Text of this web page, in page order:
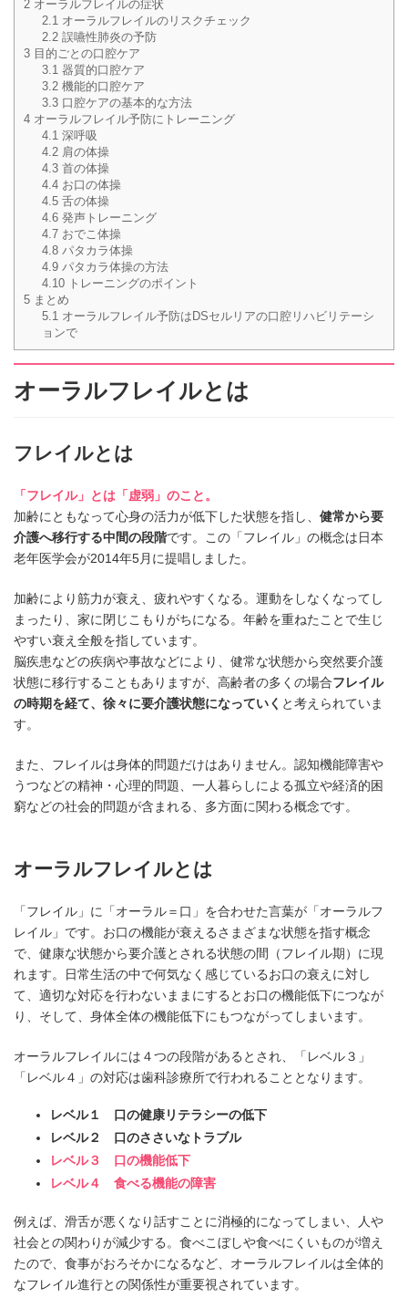
2 オーラルフレイルの症状
2.1 オーラルフレイルのリスクチェック
2.2誤嚥性肺炎の予防
3 目的ごとの口腔ケア
3.1 器質的口腔ケア
3.2機能的口腔ケア
3.3口腔ケアの基本的な方法
4 オーラルフレイル予防にトレーニング
4.1 深呼吸
4.2肩の体操
4.3首の体操
4.4お口の体操
4.5舌の体操
4.6発声トレーニング
4.7おでこ体操
4.8パタカラ体操
4.9パタカラ体操の方法
4.10トレーニングのポイント
5 まとめ
5.1 オーラルフレイル予防はDSセルリアの口腔リハビリテーシ
ョンで
オーラルフレイルとは
フレイルとは
「フレイル」とは「虚弱」のこと。
加齢にともなって心身の活力が低下した状態を指し、 健常から要
介護へ移行する中間の段階です。この「フレイル」の概念は日本
老年医学会が2014年5月に提唱しました。
加齢により筋力が衰え、疲れやすくなる。運動をしなくなってし
まったり、家に閉じこもりがちになる。年齢を重ねたことで生じ
やすい衰え全般を指しています。
脳疾患などの疾病や事故などにより、健常な状態から突然要介護
状態に移行することもありますが、高齢者の多くの場合フレイル
の時期を経て、徐々に要介護状態になっていく と考えられていま
す。
また、フレイルは身体的問題だけはありません。認知機能障害や
うつなどの精神・心理的問題、一人暮らしによる孤立や経済的困
窮などの社会的問題が含まれる、多方面に関わる概念です。
オーラルフレイルとは
「フレイル」に「オーラル＝口」を合わせた言葉が「オーラルフ
レイル」です。お口の機能が衰えるさまざまな状態を指す概念
で、健康な状態から要介護とされる状態の間（フレイル期）に現
れます。日常生活の中で何気なく感じているお口の衰えに対し
て、適切な対応を行わないままにするとお口の機能低下につなが
り、そして、身体全体の機能低下にもつながってしまいます。
オーラルフレイルには４つの段階があるとされ、「レベル３」
「レベル４」の対応は歯科診療所で行われることとなります。
レベル１ 口の健康リテラシーの低下
レベル２ 口のささいなトラブル
レベル３ 口の機能低下
レベル４ 食べる機能の障害
例えば、滑舌が悪くなり話すことに消極的になってしまい、人や
社会との関わりが減少する。食べこぼしや食べにくいものが増え
たので、食事がおろそかになるなど、オーラルフレイルは全体的
なフレイル進行との関係性が重要視されています。